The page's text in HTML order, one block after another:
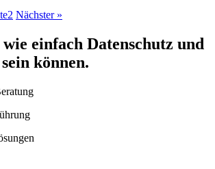
2 Nächster »
einfach Datenschutz und
können.